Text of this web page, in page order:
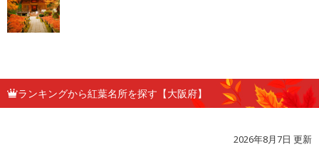
ランキングから紅葉名所を探す【大阪府】
2026年8月7日 更新